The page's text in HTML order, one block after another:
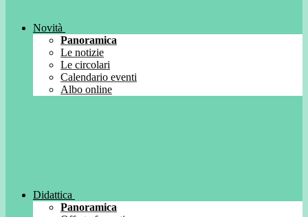
Novità
Panoramica
Le notizie
Le circolari
Calendario eventi
Albo online
Didattica
Panoramica